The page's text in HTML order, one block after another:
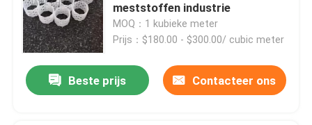
Thuis
Producten
meststoffen industrie
MOQ：1 kubieke meter
Prijs：$180.00 - $300.00/ cubic meter
Beste prijs Contacteer ons